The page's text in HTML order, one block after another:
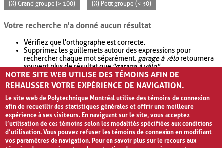
(X) Grand groupe (> 100) (X) Petit groupe (< 30)
Votre recherche n'a donné aucun résultat
Vérifiez que l'orthographe est correcte.
Supprimez les guillemets autour des expressions pour
rechercher chaque mot séparément. garage à véloretournera
souvent plus de résultat que"garage à vélo".
Envisagez d'élargir votre recherche avec OR.garage OR vélo
retournera souvent plus de résultat quegarage à vélo
NOTRE SITE WEB UTILISE DES TÉMOINS AFIN DE
REHAUSSER VOTRE EXPÉRIENCE DE NAVIGATION.
Le site web de Polytechnique Montréal utilise des témoins de connexion
afin de recueillir des statistiques générales et offrir une meilleure
expérience à ses visiteurs. En naviguant sur le site, vous acceptez
l’utilisation de ces témoins selon les modalités spécifiées aux conditions
d’utilisation. Vous pouvez refuser les témoins de connexion en modifiant
vos paramètres de navigation. Pour en savoir plus sur le recours aux